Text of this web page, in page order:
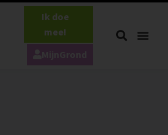
Ik doe
mee!